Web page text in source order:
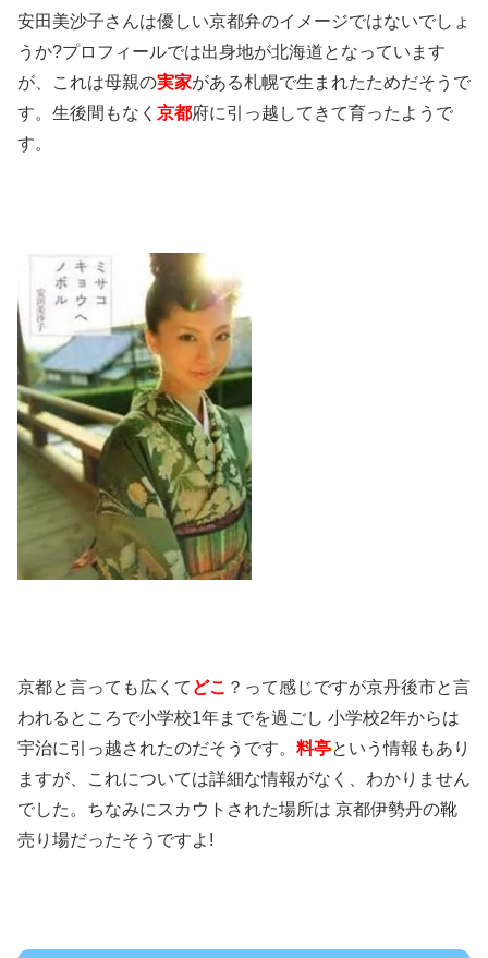
安田美沙子さんは優しい京都弁のイメージではないでしょ
うか?プロフィールでは出身地が北海道となっています
が、これは母親の実家がある札幌で生まれたためだそうで
す。生後間もなく 京都府に引っ越してきて育ったようで
す。
京都と言っても広くて どこ ？って感じですが京丹後市と言
われるところで小学校1年までを過ごし 小学校2年からは
宇治に引っ越されたのだそうです。 料亭という情報もあり
ますが、これについては詳細な情報がなく、わかりません
でした。ちなみにスカウトされた場所は 京都伊勢丹の靴
売り場だったそうですよ!